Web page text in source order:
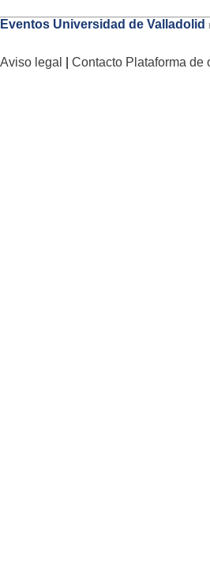
Eventos Universidad de Valladolid
Aviso legal Contacto Plataforma de